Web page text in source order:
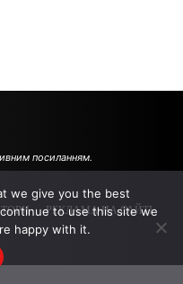
посиланням.
РЕКЛАМА НА САЙТІ
we give you the best
to use this site we
happy with it.